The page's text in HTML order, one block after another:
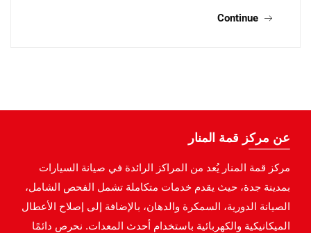
Continue
عن مركز قمة المنار
مركز قمة المنار يُعد من المراكز الرائدة في صيانة السيارات
بمدينة جدة، حيث يقدم خدمات متكاملة تشمل الفحص الشامل،
الصيانة الدورية، السمكرة والدهان، بالإضافة إلى إصلاح الأعطال
الميكانيكية والكهربائية باستخدام أحدث المعدات. نحرص دائمًا